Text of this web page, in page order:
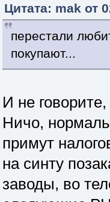
Цитата: mak от
перестали
покупают...
И не
Ничо,
примут
на синту
заводы, во